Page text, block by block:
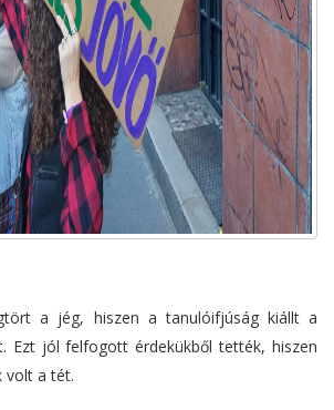
a jég, hiszen a tanulóifjúság kiállt a
Ezt jól felfogott érdekükből tették, hiszen
volt a tét.